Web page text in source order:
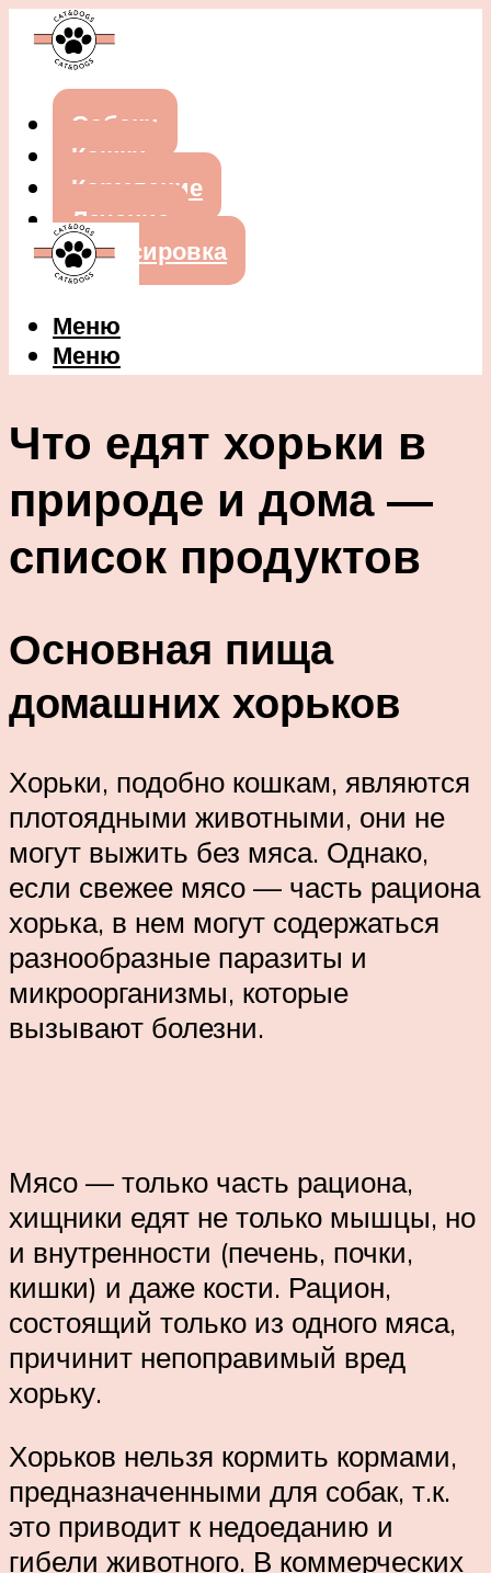
Собаки
Кошки
Кормление
Лечение
Дрессировка
Меню
Меню
Что едят хорьки в
природе и дома —
список продуктов
Основная пища
домашних хорьков
Хорьки, подобно кошкам, являются
плотоядными животными, они не
могут выжить без мяса. Однако,
если свежее мясо — часть рациона
хорька, в нем могут содержаться
разнообразные паразиты и
микроорганизмы, которые
вызывают болезни.
Мясо — только часть рациона,
хищники едят не только мышцы, но
и внутренности (печень, почки,
кишки) и даже кости. Рацион,
состоящий только из одного мяса,
причинит непоправимый вред
хорьку.
Хорьков нельзя кормить кормами,
предназначенными для собак, т.к.
это приводит к недоеданию и
гибели животного. В коммерческих